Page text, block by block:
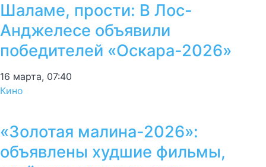
Шаламе, прости: В Лос-
Анджелесе объявили
победителей «Оскара-2026»
16 марта, 07:40
Кино
«Золотая малина-2026»:
объявлены худшие фильмы,